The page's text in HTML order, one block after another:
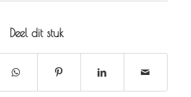
Deel dit stuk